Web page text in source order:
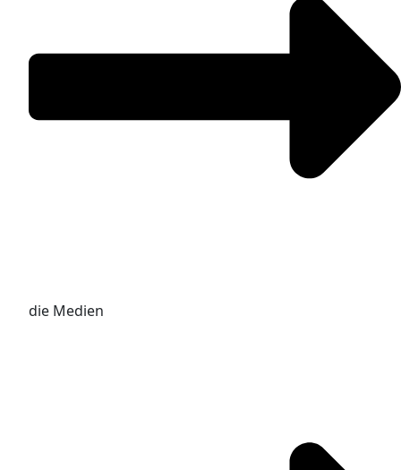
die Medien